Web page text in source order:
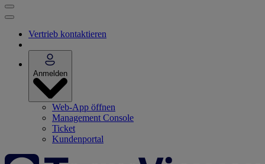
Vertrieb kontaktieren
Anmelden
Web-App öffnen
Management Console
Ticket
Kundenportal